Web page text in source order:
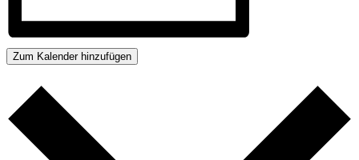
Zum Kalender hinzufügen